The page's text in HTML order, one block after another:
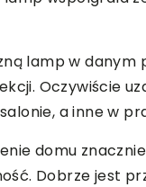
lamp w danym
Oczywiście
a inne w
domu
Dobrze jest